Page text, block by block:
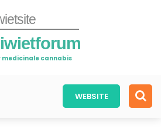
medicinale cannabis
WEBSITE